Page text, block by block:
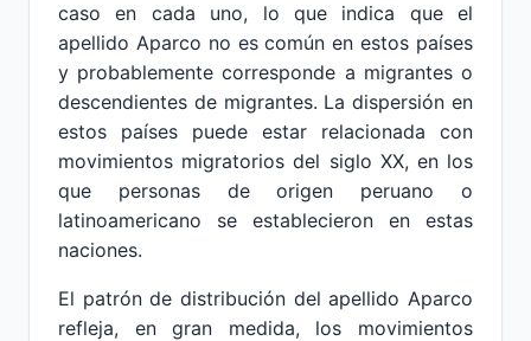
caso en cada uno, lo que indica que el
apellido Aparco no es común en estos países
y probablemente corresponde a migrantes o
descendientes de migrantes. La dispersión en
estos países puede estar relacionada con
movimientos migratorios del siglo XX, en los
que personas de origen peruano o
latinoamericano se establecieron en estas
naciones.
El patrón de distribución del apellido Aparco
refleja, en gran medida, los movimientos